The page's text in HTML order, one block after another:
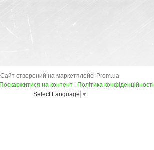
Сайт створений на маркетплейсі Prom.ua
Поскаржитися на контент
Політика конфіденційності
Select Language ▼